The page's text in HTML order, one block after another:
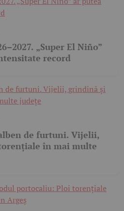
„Super El Niño”
record
de furtuni. Vijelii,
în mai multe